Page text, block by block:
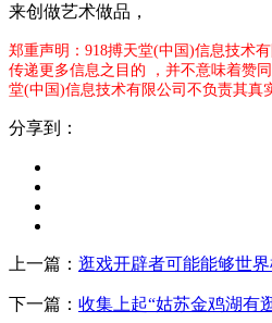
来创做艺术做品，
郑重声明：918搏天堂(中国)信息技术
传递更多信息之目的 ，并不意味着赞
堂(中国)信息技术有限公司不负责其真
分享到：
上一篇： 逛戏开辟者可能能够世
下一篇： 收集上起“姑苏金鸡湖有